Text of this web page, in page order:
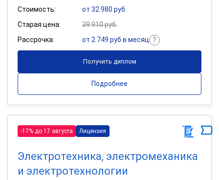
Стоимость:
от 32 980 руб.
Старая цена:
39 910 руб.
Рассрочка:
от 2 749 руб в месяц
Получить диплом
Подробнее
-17% до 17 августа Лицензия
Электротехника, электромеханика
и электротехнологии